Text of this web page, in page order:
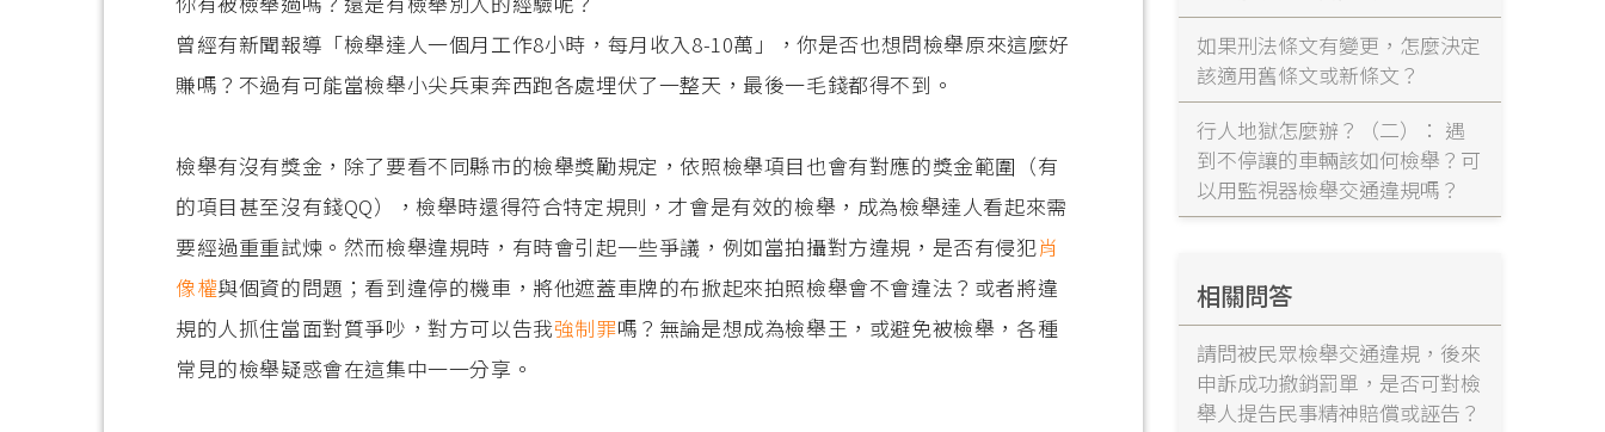
曾經有新聞報導「檢舉達人一個月工作8小時，每月收入8-10萬」，你是否也想問檢舉原來這麼好
賺嗎？不過有可能當檢舉小尖兵東奔西跑各處埋伏了一整天，最後一毛錢都得不到。
檢舉有沒有獎金，除了要看不同縣市的檢舉獎勵規定，依照檢舉項目也會有對應的獎金範圍（有
的項目甚至沒有錢QQ），檢舉時還得符合特定規則，才會是有效的檢舉，成為檢舉達人看起來需
要經過重重試煉。然而檢舉違規時，有時會引起一些爭議，例如當拍攝對方違規，是否有侵犯肖
像權與個資的問題；看到違停的機車，將他遮蓋車牌的布掀起來拍照檢舉會不會違法？或者將違
規的人抓住當面對質爭吵，對方可以告我強制罪嗎？無論是想成為檢舉王，或避免被檢舉，各種
常見的檢舉疑惑會在這集中一一分享。
如果刑法條文有變更，怎麼決定
該適用舊條文或新條文？
行人地獄怎麼辦？（二）： 遇
到不停讓的車輛該如何檢舉？可
以用監視器檢舉交通違規嗎？
相關問答
請問被民眾檢舉交通違規，後來
申訴成功撤銷罰單，是否可對檢
舉人提告民事精神賠償或誣告？